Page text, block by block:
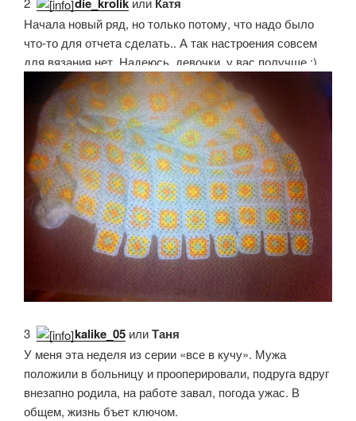
Начала новый ряд, но только потому, что надо было
что-то для отчета сделать.. А так настроения совсем
для вязания нет. Надеюсь, девочки, у вас получше :)
3. kalike_05 илиТаня
У меня эта неделя из серии «все в кучу». Мужа
положили в больницу и прооперировали, подруга вдруг
внезапно родила, на работе завал, погода ужас. В
общем, жизнь бъет ключом.